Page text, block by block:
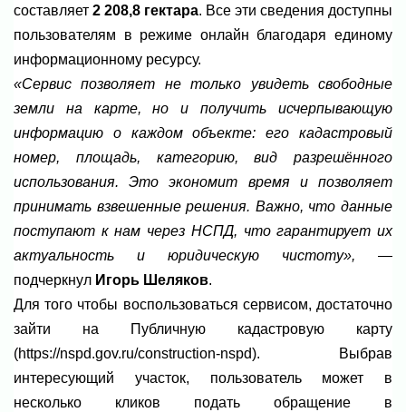
составляет 2 208,8 гектара. Все эти сведения доступны
пользователям в режиме онлайн благодаря единому
информационному ресурсу.
«Сервис позволяет не только увидеть свободные
земли на карте, но и получить исчерпывающую
информацию о каждом объекте: его кадастровый
номер, площадь, категорию, вид разрешённого
использования. Это экономит время и позволяет
принимать взвешенные решения. Важно, что данные
поступают к нам через НСПД, что гарантирует их
актуальность и юридическую чистоту», —
подчеркнул Игорь Шеляков.
Для того чтобы воспользоваться сервисом, достаточно
зайти на Публичную кадастровую карту
(https://nspd.gov.ru/construction-nspd). Выбрав
интересующий участок, пользователь может в
несколько кликов подать обращение в